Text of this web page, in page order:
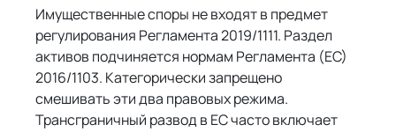
Имущественные споры не входят в предмет
регулирования Регламента 2019/1111. Раздел
активов подчиняется нормам Регламента (ЕС)
2016/1103. Категорически запрещено
смешивать эти два правовых режима.
Трансграничный развод в ЕС часто включает